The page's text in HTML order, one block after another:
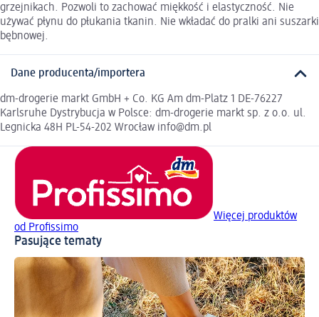
grzejnikach. Pozwoli to zachować miękkość i elastyczność. Nie
używać płynu do płukania tkanin. Nie wkładać do pralki ani suszarki
bębnowej.
Dane producenta/importera
dm-drogerie markt GmbH + Co. KG Am dm-Platz 1 DE-76227
Karlsruhe Dystrybucja w Polsce: dm-drogerie markt sp. z o.o. ul.
Legnicka 48H PL-54-202 Wrocław info@dm.pl
Więcej produktów
od Profissimo
Pasujące tematy